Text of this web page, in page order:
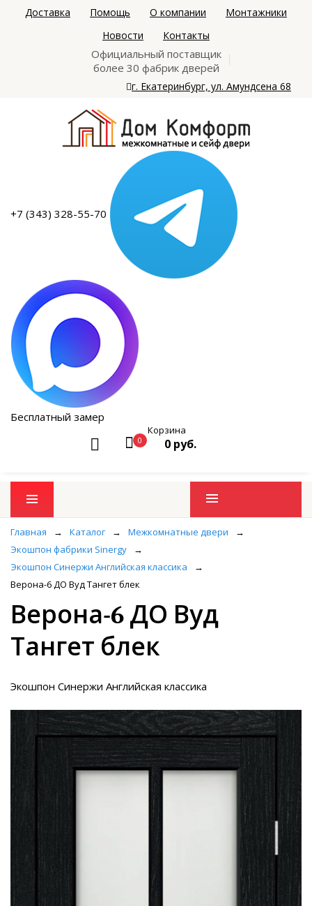
Доставка Помощь О компании
Монтажники
Новости
Контакты
Официальный поставщик
более 30 фабрик дверей
г. Екатеринбург, ул. Амундсена 68
+7 (343) 328-55-70
Бесплатный замер
0
Корзина
0 руб.
Промо товары
Главная → Каталог → Межкомнатные двери
→
Экошпон фабрики Sinergy
→
Экошпон Синержи Английская классика
→
Верона-6 ДО Вуд Тангет блек
Верона-6 ДО Вуд
Тангет блек
Экошпон Синержи Английская классика